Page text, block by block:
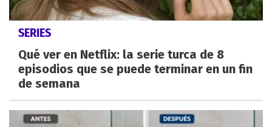
SERIES
Qué ver en Netflix: la serie turca de 8
episodios que se puede terminar en un fin
de semana